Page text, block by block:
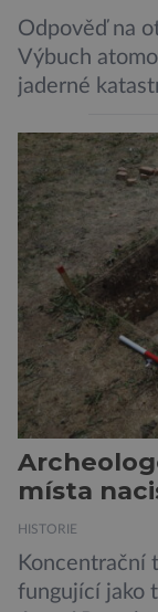
Odpověď na
Výbuch
jaderné
slabší a
Přesto není
vzniklé
pěti lety,
Černobylské
místa
HISTORIE
Koncentrační
fungující jako